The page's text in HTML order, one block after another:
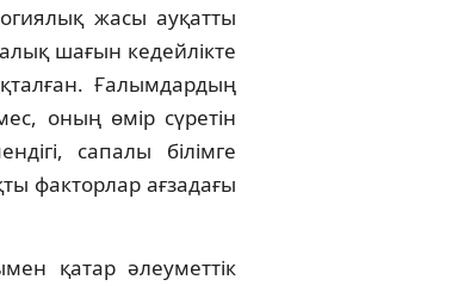
жасы ауқатты
шағын кедейлікте
Ғалымдардың
оның өмір сүретін
сапалы білімге
факторлар ағзадағы
қатар әлеуметтік